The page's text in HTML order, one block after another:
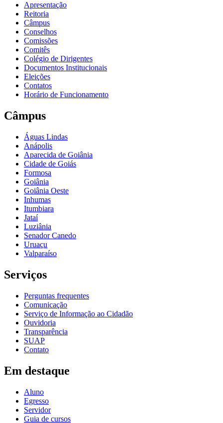
Apresentação
Reitoria
Câmpus
Conselhos
Comissões
Comitês
Colégio de Dirigentes
Documentos Institucionais
Eleições
Contatos
Horário de Funcionamento
Câmpus
Águas Lindas
Anápolis
Aparecida de Goiânia
Cidade de Goiás
Formosa
Goiânia
Goiânia Oeste
Inhumas
Itumbiara
Jataí
Luziânia
Senador Canedo
Uruaçu
Valparaíso
Serviços
Perguntas frequentes
Comunicação
Serviço de Informação ao Cidadão
Ouvidoria
Transparência
SUAP
Contato
Em destaque
Aluno
Egresso
Servidor
Guia de cursos